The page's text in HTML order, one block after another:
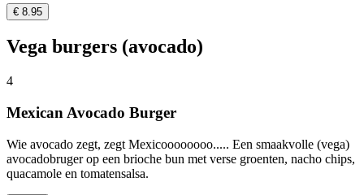
€ 8.95
Vega burgers (avocado)
4
Mexican Avocado Burger
Wie avocado zegt, zegt Mexicoooooooo..... Een smaakvolle (vega)
avocadobruger op een brioche bun met verse groenten, nacho chips,
quacamole en tomatensalsa.